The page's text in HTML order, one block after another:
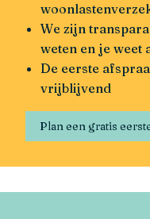
We zijn
weten en je weet
De eerste
vrijblijvend
Plan een gratis